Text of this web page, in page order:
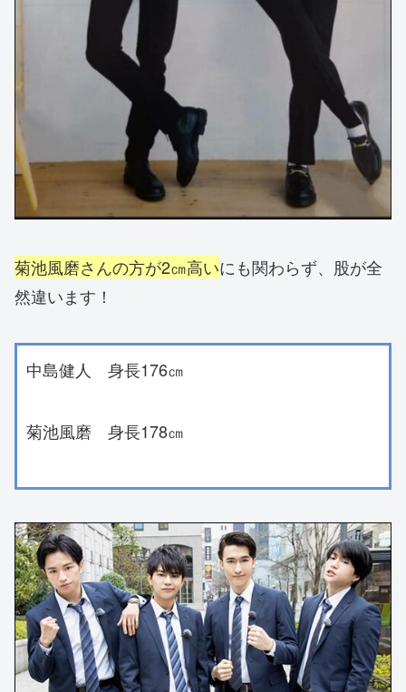
菊池風磨さんの方が2㎝高いにも関わらず、股が全
然違います！
中島健人 身長176㎝
菊池風磨 身長178㎝